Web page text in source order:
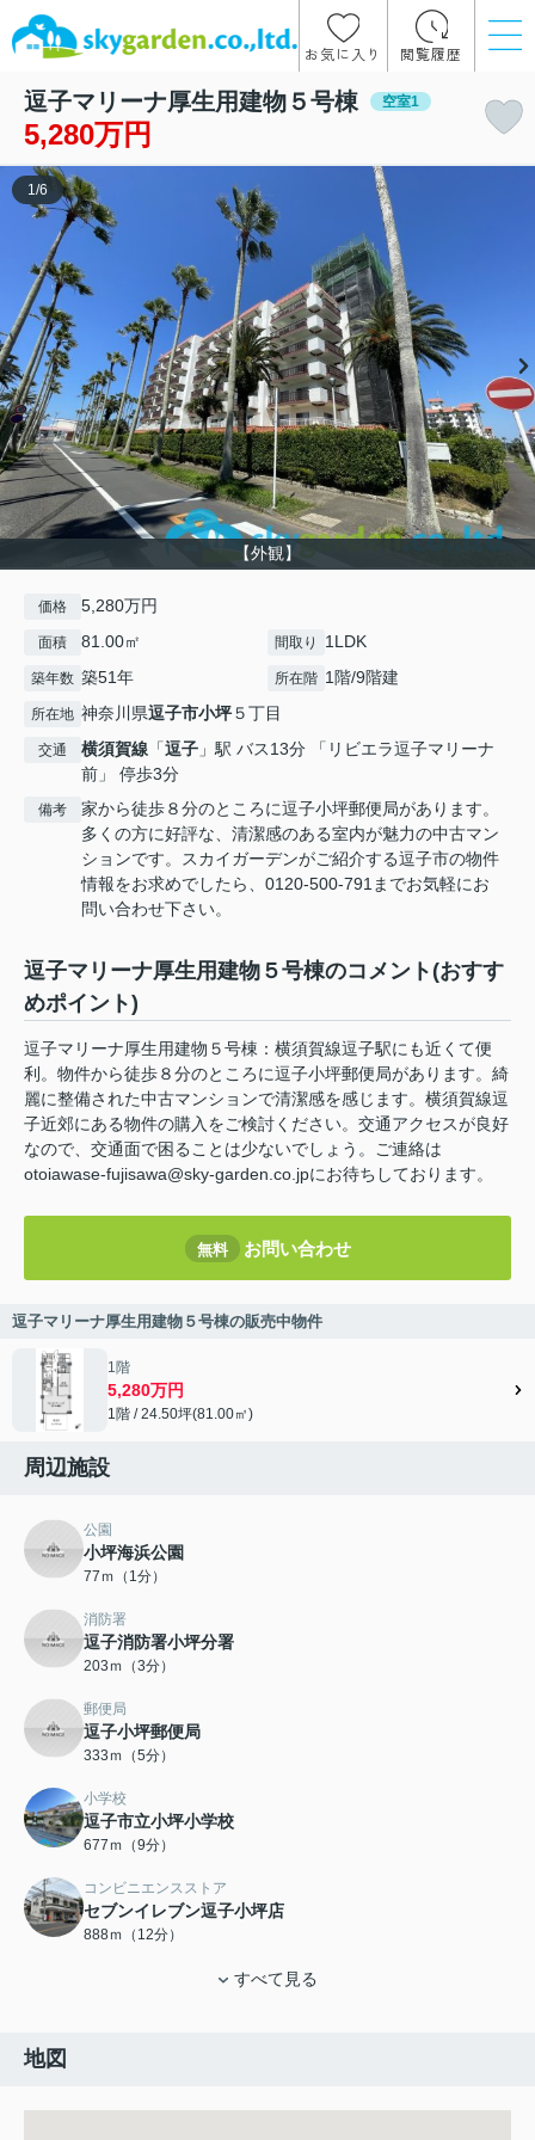
お気に入り 閲覧履歴
逗子マリーナ厚生用建物５号棟 空室1
5,280万円
【外観】
1 /6
価格 5,280万円
面積 81.00㎡ 間取り 1LDK
築年数 築51年 所在階 1階/9階建
所在地 神奈川県逗子市小坪５丁目
交通 横須賀線 「逗子 」駅 バス13分 「リビエラ逗子マリーナ
前」 停歩3分
備考
家から徒歩８分のところに逗子小坪郵便局があります。
多くの方に好評な、清潔感のある室内が魅力の中古マン
ションです。スカイガーデンがご紹介する逗子市の物件
情報をお求めでしたら、0120-500-791までお気軽にお
問い合わせ下さい。
逗子マリーナ厚生用建物５号棟のコメント(おすす
めポイント)
逗子マリーナ厚生用建物５号棟：横須賀線逗子駅にも近くて便
利。物件から徒歩８分のところに逗子小坪郵便局があります。綺
麗に整備された中古マンションで清潔感を感じます。横須賀線逗
子近郊にある物件の購入をご検討ください。交通アクセスが良好
なので、交通面で困ることは少ないでしょう。ご連絡は
otoiawase-fujisawa@sky-garden.co.jpにお待ちしております。
無料 お問い合わせ
逗子マリーナ厚生用建物５号棟の販売中物件
1階
5,280万円
1階 / 24.50坪(81.00㎡)
周辺施設
公園
小坪海浜公園
77ｍ（1分）
消防署
逗子消防署小坪分署
203ｍ（3分）
郵便局
逗子小坪郵便局
333ｍ（5分）
小学校
逗子市立小坪小学校
677ｍ（9分）
コンビニエンスストア
セブンイレブン逗子小坪店
888ｍ（12分）
すべて見る
地図